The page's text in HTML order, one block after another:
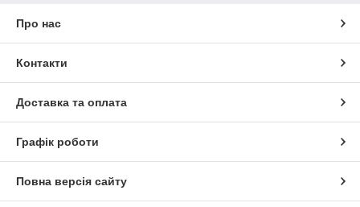
Про нас
Контакти
Доставка та оплата
Графік роботи
Повна версія сайту